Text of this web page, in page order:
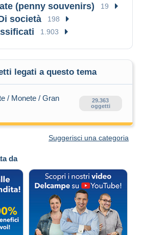
da
(penny souvenirs) 19
società 198
1.903
legati a questo tema
/ Monete / Gran
29.363
oggetti
Suggerisci una categoria